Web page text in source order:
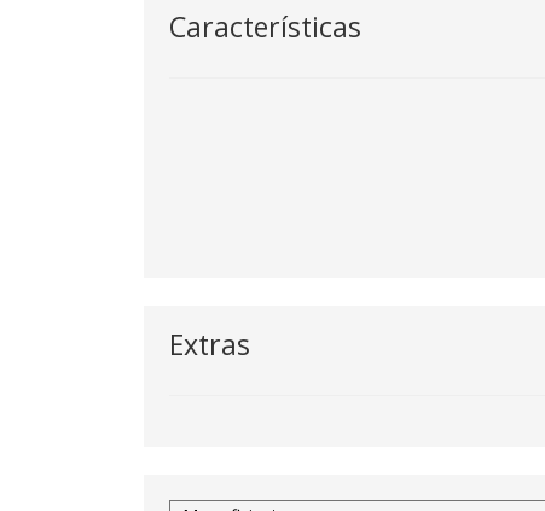
Características
Extras